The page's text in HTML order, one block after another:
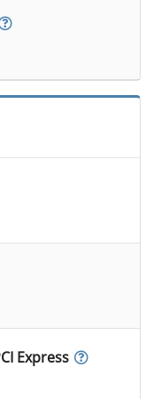
Express